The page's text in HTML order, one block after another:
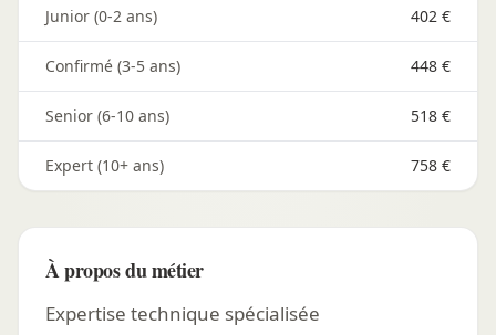
Junior (0-2 ans) 402 €
Confirmé (3-5 ans) 448 €
Senior (6-10 ans) 518 €
Expert (10+ ans) 758 €
À propos du métier
Expertise technique spécialisée